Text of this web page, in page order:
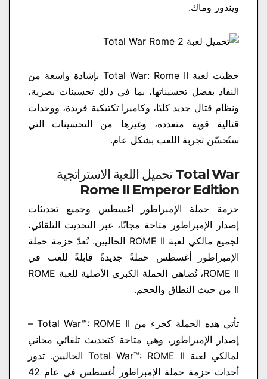
ويندوز وماك.
حظيت لعبة Total War: Rome II بإشادة واسعة من
النقاد بفضل تحسيناتها، بما في ذلك تحسينات بصرية،
ونظام قتال جديد كليًا، وكاميرا تكتيكية فريدة، ووحدات
قتالية قوية متعددة، وغيرها من التحسينات التي
ستُحسّن تجربة اللعب بشكل عام.
تحميل اللعبة الاستراتجية Total War
Rome II Emperor Edition
حزمة حملة الإمبراطور أغسطس وجميع تحديثات
إصدار الإمبراطور متاحة مجانًا، عبر التحديث التلقائي،
لجميع مالكي لعبة ROME II الحاليين. تُعدّ حزمة حملة
الإمبراطور أغسطس حملةً جديدةً قابلةً للعب في
ROME II، تُضاهي الحملة الكبرى الأصلية للعبة ROME
II من حيث النطاق والحجم.
تأتي هذه الحملة كجزء من Total War™: ROME II –
إصدار الإمبراطور، وهي متاحة كتحديث تلقائي مجاني
لمالكي لعبة Total War™: ROME II الحاليين. تدور
أحداث حزمة حملة الإمبراطور أغسطس في عام 42